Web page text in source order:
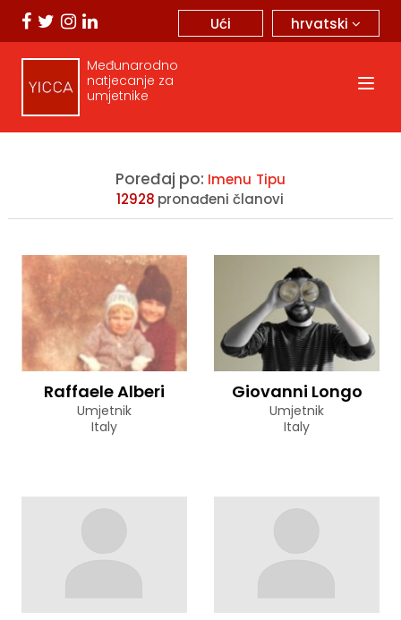
hrvatski
Ući
Međunarodno
natjecanje za
umjetnike
Poređaj po: Imenu Tipu
12928 pronađeni članovi
Raffaele Alberi
Umjetnik
Italy
Giovanni Longo
Umjetnik
Italy